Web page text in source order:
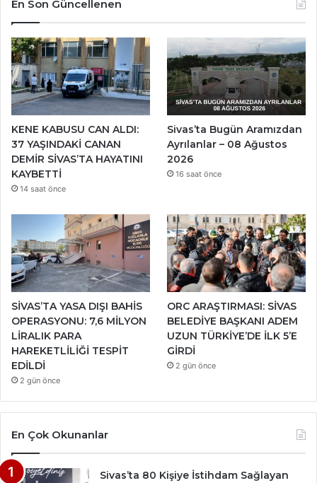
En Son Güncellenen
KENE KABUSU CAN ALDI:
37 YAŞINDAKİ CANAN
DEMİR SİVAS’TA HAYATINI
KAYBETTİ
14 saat önce
Sivas’ta Bugün Aramızdan
Ayrılanlar – 08 Ağustos
2026
16 saat önce
SİVAS’TA YASA DIŞI BAHİS
OPERASYONU: 7,6 MİLYON
LİRALIK PARA
HAREKETLİLİĞİ TESPİT
EDİLDİ
2 gün önce
ORC ARAŞTIRMASI: SİVAS
BELEDİYE BAŞKANI ADEM
UZUN TÜRKİYE’DE İLK 5’E
GİRDİ
2 gün önce
En Çok Okunanlar
Sivas’ta 80 Kişiye İstihdam Sağlayan